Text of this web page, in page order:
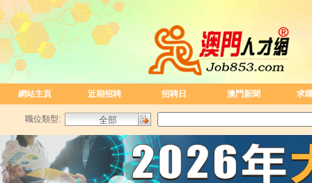
網站主頁 近期招聘 招聘日 澳門新聞 求
職位類型: